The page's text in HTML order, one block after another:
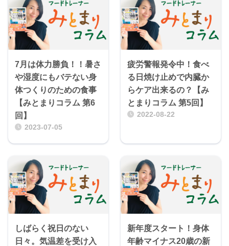
7月は体力勝負！！暑さ
や湿度にもバテない身
体つくりのための食事
【みとまりコラム 第6
回】
2023-07-05
疲労警報発令中！食べ
る日焼け止めで内臓か
らケア出来るの？【み
とまりコラム 第5回】
2022-08-22
しばらく祝日のない
日々。気温差を受け入
新年度スタート！身体
年齢マイナス20歳の新